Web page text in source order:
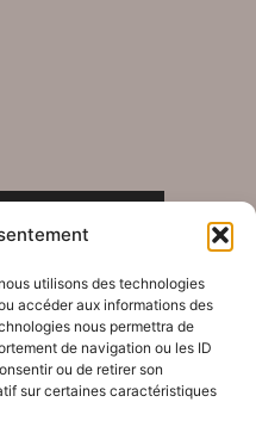
utilisons des technologies
accéder aux informations des
nous permettra de
de navigation ou les ID
ou de retirer son
sur certaines caractéristiques
éclats !. Fièrement